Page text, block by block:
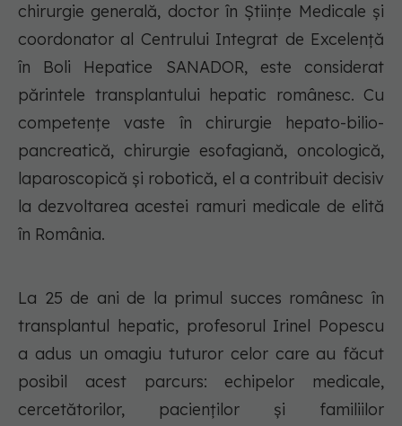
chirurgie generală, doctor în Științe Medicale și
coordonator al Centrului Integrat de Excelență
în Boli Hepatice SANADOR, este considerat
părintele transplantului hepatic românesc. Cu
competențe vaste în chirurgie hepato-bilio-
pancreatică, chirurgie esofagiană, oncologică,
laparoscopică și robotică, el a contribuit decisiv
la dezvoltarea acestei ramuri medicale de elită
în România.
La 25 de ani de la primul succes românesc în
transplantul hepatic, profesorul Irinel Popescu
a adus un omagiu tuturor celor care au făcut
posibil acest parcurs: echipelor medicale,
cercetătorilor, pacienților și familiilor